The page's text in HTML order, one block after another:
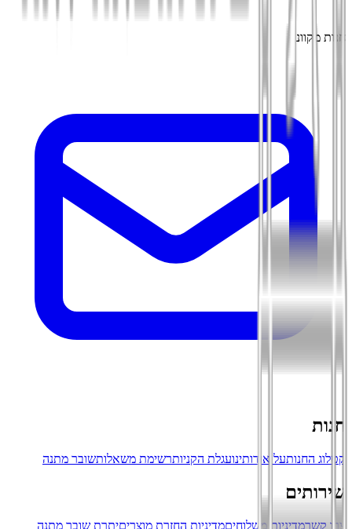
חנות מקוונת
חנות
קטלוג החנותעל אודותינועגלת הקניותרשימת משאלותשובר מתנה
שירותים
צרו קשרמדיניות משלוחיםמדיניות החזרת מוצריםיתרת שובר מתנה